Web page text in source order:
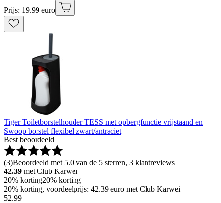
Prijs: 19.99 euro
Tiger Toiletborstelhouder TESS met opbergfunctie vrijstaand en
Swoop borstel flexibel zwart/antraciet
Best beoordeeld
(3)Beoordeeld met 5.0 van de 5 sterren, 3 klantreviews
42.39 met Club Karwei
20% korting20% korting
20% korting, voordeelprijs: 42.39 euro met Club Karwei
52.99